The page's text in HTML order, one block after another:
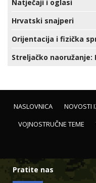
Natječaji i oglasi
Hrvatski snajperi
Orijentacija i fizička
Streljačko naoružanje:
NASLOVNICA NOVOSTI
VOJNOSTRUČNE TEME
Pratite nas